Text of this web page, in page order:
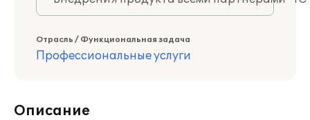
Отрасль / Функциональная задача
Профессиональные услуги
Описание